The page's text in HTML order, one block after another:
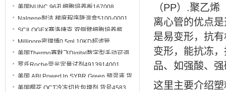
（PP）.聚乙
离心管的优点
是易变形，抗
变形，能抗冻
品、如强酸、
这里主要介绍
美国NUNC 96孔细胞培养板167008
Nalgene耐洁 梯度程序降温盒5100-0001
SCILOGEX赛洛捷克 双侧臂细胞培养瓶
CLS-1410-3L
Millipore密理博0.5ml 10KD超滤管
UFC5010BK_UFC5003BK
美国Thermo赛默飞Digital数字型手动可调
移液器4500090
罗氏Roche荧光定量试剂4913914001
美国 ABI PowerUp SYBR Green 预混液 货
号A25742
美国樱花 OCT冷冻切片包埋剂 货号4583